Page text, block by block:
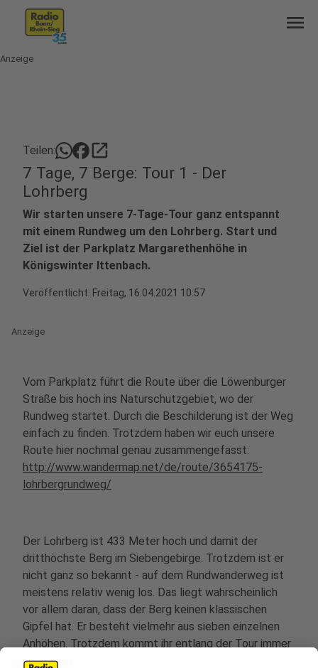
menu
Anzeige
Teilen: open_in_new
7 Tage, 7 Berge: Tour 1 - Der
Lohrberg
Wir starten unsere 7-Tage-Tour ganz entspannt
mit einem Rundweg um den Lohrberg. Start und
Ziel ist der Parkplatz Margarethenhöhe in
Königswinter Ittenbach.
Veröffentlicht: Freitag, 16.04.2021 10:57
Anzeige
Vom Parkplatz führt die Route über die Löwenburger
Straße bis hoch ins Naturschutzgebiet, wo der
Rundweg startet. Durch die Beschilderung ist der Weg
einfach zu finden. Trotzdem haben wir euch unsere
Route hier nochmal genau zusammengefasst:
http://www.wandermap.net/de/route/3654175-
lohrbergrundweg/
Der Lohrberg ist 433 Meter hoch und damit der
dritthöchste Berg im Siebengebirge. Trotzdem ist er
nicht ganz so bekannt - auf dem Rundwanderweg ist
meistens relativ wenig los. Das liegt wahrscheinlich
vor allem daran, dass der Berg keinen klassischen
Gipfel hat. Er besteht vielmehr aus sieben einzelnen
Anhöhen. Trotzdem kommt ihr entlang der Tour immer
wieder an schönen Aussichtspunkten vorbei, von wo